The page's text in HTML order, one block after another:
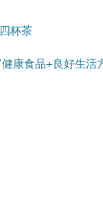
杯茶
康食品+良好生活